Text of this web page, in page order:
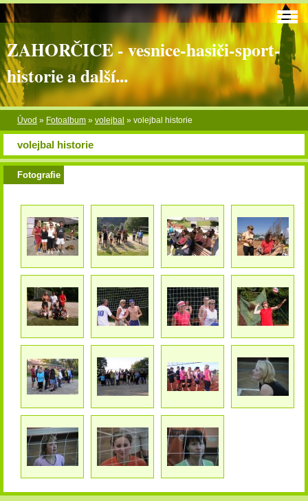
ZAHORČICE - vesnice-hasiči-sport-
historie a další...
Úvod » Fotoalbum » volejbal » volejbal historie
volejbal historie
Fotografie